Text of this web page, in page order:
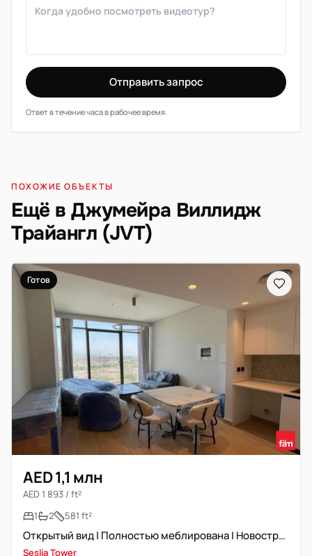
Отправить запрос
Ответ в течение часа в рабочее время.
ПОХОЖИЕ ОБЪЕКТЫ
Ещё в Джумейра Виллидж
Трайангл (JVT)
Готов
AED 1,1 млн
AED 1 893 / ft²
1
2 581 ft²
Открытый вид | Полностью меблирована | Новостройка
Seslia Tower